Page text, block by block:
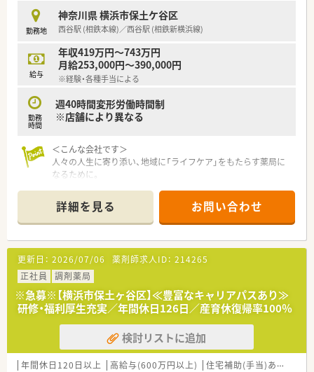
います。
【勤務実態について】
■年間休日は117日確保されており、週休2日制のシフトに加え
て5日間の連続休暇制度の取得率も97.6％と非常に高水準です。
■残業時間は1分単位ですべて計算して支給される仕組みとなっ
ており、全店平均でも月15分程度と非常に少なくなっておりま
■有給休暇は半日単位で柔軟に取得することが可能であり、
2022年度の実績では平均14.1日を消化している良好な職場環境
【こんな取り組みをしています】
■妊娠中から5時間までの時短勤務が可能であり、妊産婦検診時
■5日以上の連続休暇を年1回以上取得する制度が浸透してお
り、取得率は97％を超え、リフレッシュを強く推奨する文化がご
■育児休業中に週1回から2日の勤務ができるフレキシブル勤務
制度を導入しており、復職への不安を解消する工夫がなされてい
ます。
勤務地
神奈川県 横浜市保土ケ谷区
西谷駅 (相鉄本線)／西谷駅 (相鉄新横浜線)
給与
年収419万円～743万円
月給253,000円～390,000円
※経験・各種手当による
勤務
時間
週40時間変形労働時間制
※店舗により異なる
＜こんな会社です＞
人々の人生に寄り添い、地域に「ライフケア」をもたらす薬局に
なるために。
りひとりの人生に寄り添い、質の高い医療サービスを届ける薬剤
師を求め育てています。
＜特徴・ポイントのご紹介＞
★薬剤師を守る独自システム
業務をサポートするために様々なシステムを独自開発していま
す。
その一つが約20年前から導入され、進化を続けている調剤シス
テム「SPITS」。
処方箋受付から一連の調剤業務を連動させ、業務効率化を図るほ
か、
調剤過誤防止機能を高め、患者様と働くスタッフを守っていま
す。
システム改修が必要な制度変更があった場合も、迅速に対応でき
詳細を見る お問い合わせ
更新日： 2026/07/06 薬剤師求人ID： 214265
正社員
調剤薬局
※急募※【横浜市保土ヶ谷区】≪豊富なキャリアパスあり≫
研修・福利厚生充実／年間休日126日／産育休復帰率100％
検討リストに追加
年間休日120日以上 高給与(600万円以上) 住宅補助(手当)あり